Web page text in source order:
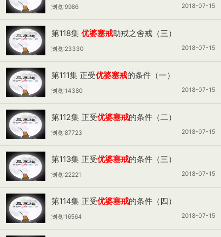
2018-07-15
浏览:9986
第118集 优婆塞戒助戒之舍戒（三）
2018-07-15
浏览:23330
第111集 正受优婆塞戒的条件（一）
2018-07-15
浏览:14380
第112集 正受优婆塞戒的条件（二）
2018-07-15
浏览:87723
第113集 正受优婆塞戒的条件（三）
2018-07-15
浏览:22221
第114集 正受优婆塞戒的条件（四）
2018-07-15
浏览:16564